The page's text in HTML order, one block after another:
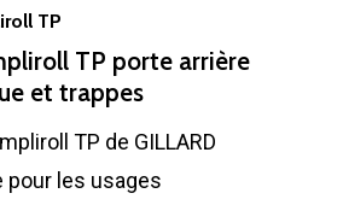
TP
TP porte arrière
et trappes
TP de GILLARD
pour les usages